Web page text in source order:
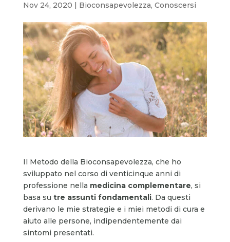
Nov 24, 2020 | Bioconsapevolezza, Conoscersi
Il Metodo della Bioconsapevolezza, che ho
sviluppato nel corso di venticinque anni di
professione nella medicina complementare, si
basa su tre assunti fondamentali. Da questi
derivano le mie strategie e i miei metodi di cura e
aiuto alle persone, indipendentemente dai
sintomi presentati.